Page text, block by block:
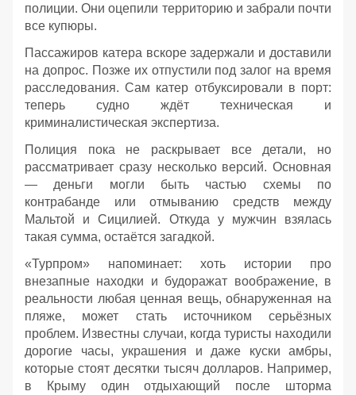
полиции. Они оцепили территорию и забрали почти
все купюры.
Пассажиров катера вскоре задержали и доставили
на допрос. Позже их отпустили под залог на время
расследования. Сам катер отбуксировали в порт:
теперь судно ждёт техническая и
криминалистическая экспертиза.
Полиция пока не раскрывает все детали, но
рассматривает сразу несколько версий. Основная
— деньги могли быть частью схемы по
контрабанде или отмыванию средств между
Мальтой и Сицилией. Откуда у мужчин взялась
такая сумма, остаётся загадкой.
«Турпром» напоминает: хоть истории про
внезапные находки и будоражат воображение, в
реальности любая ценная вещь, обнаруженная на
пляже, может стать источником серьёзных
проблем. Известны случаи, когда туристы находили
дорогие часы, украшения и даже куски амбры,
которые стоят десятки тысяч долларов. Например,
в Крыму один отдыхающий после шторма